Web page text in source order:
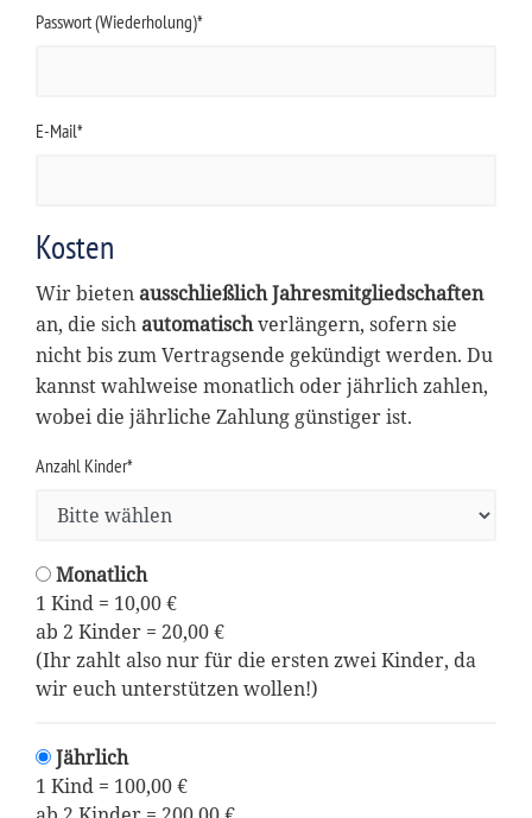
Passwort (Wiederholung)*
E-Mail*
Kosten
Wir bietenausschließlich Jahresmitgliedschaften
an, die sichautomatischverlängern, sofern sie
nicht bis zum Vertragsende gekündigt werden. Du
kannst wahlweise monatlich oder jährlich zahlen,
wobei die jährliche Zahlung günstiger ist.
Anzahl Kinder*
Monatlich
1 Kind = 10,00 €
ab 2 Kinder = 20,00 €
(Ihr zahlt also nur für die ersten zwei Kinder, da
wir euch unterstützen wollen!)
Jährlich
1 Kind = 100,00 €